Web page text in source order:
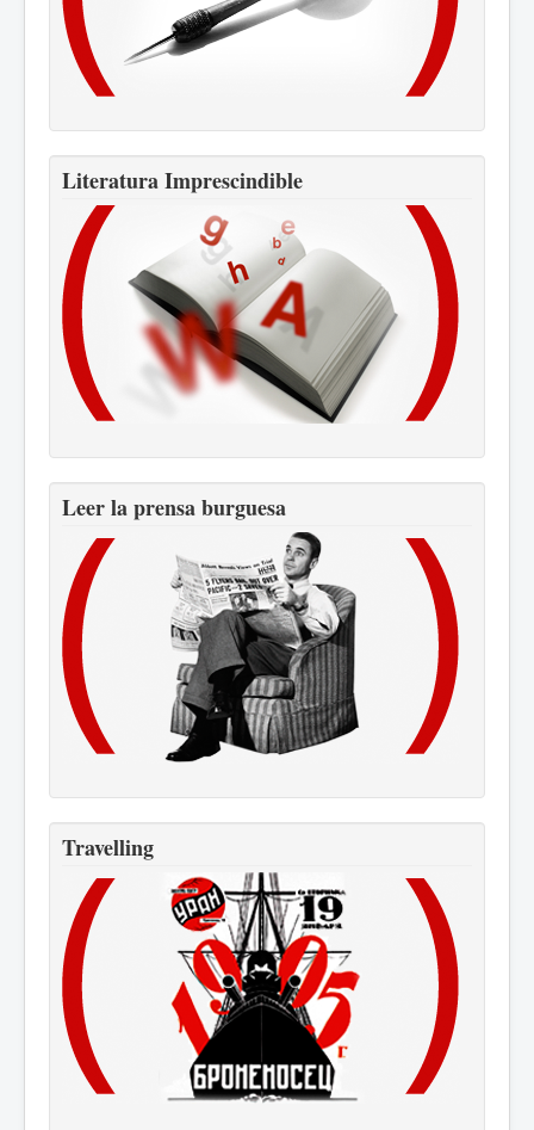
Literatura Imprescindible
Leer la prensa burguesa
Travelling